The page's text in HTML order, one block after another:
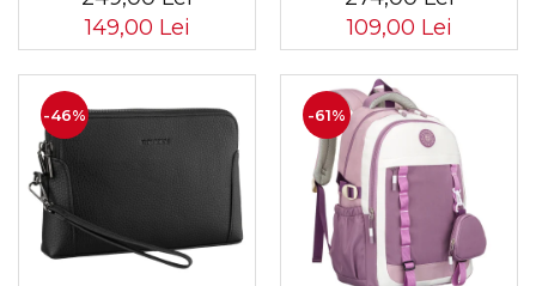
Peterson
149,00 Lei
mână - Rovicky PTR-R-
BHX-05-1020 BLACK
109,00 Lei
-46% -61%